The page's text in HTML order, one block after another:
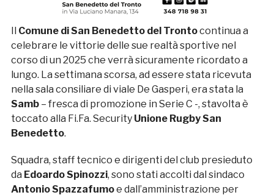
Comune di San Benedetto del Trontocontinua a
celebrare le vittorie delle sue realtà sportive nel
corso di un 2025 che verrà sicuramente ricordato a
lungo. La settimana scorsa, ad essere stata ricevuta
nella sala consiliare di viale De Gasperi, era stata la
Samb– fresca di promozione in Serie C -, stavolta è
toccato alla Fi.Fa. Security Unione Rugby San
Benedetto.
Squadra, staff tecnico e dirigenti del club presieduto
da Edoardo Spinozzi, sono stati accolti dal sindaco
Antonio Spazzafumoe dall’amministrazione per